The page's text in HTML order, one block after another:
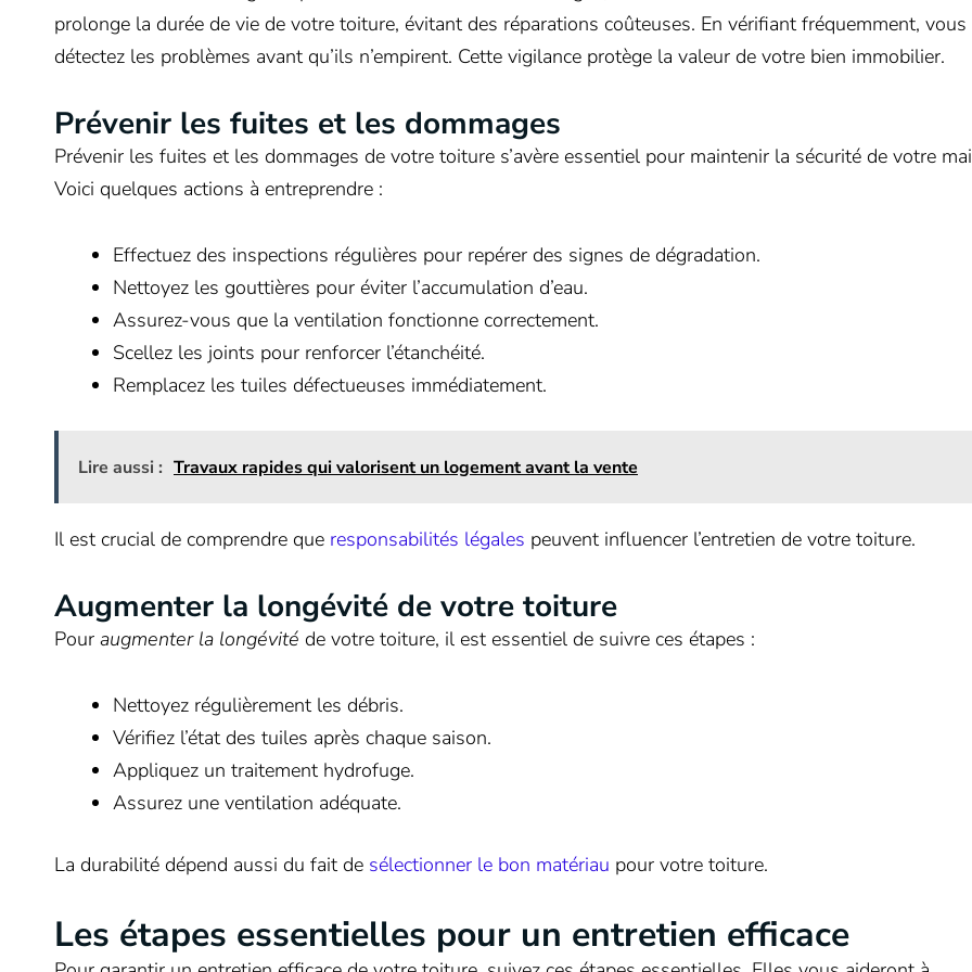
prolonge la durée de vie de votre toiture, évitant des réparations coûteuses. En vérifiant fréquemment, vous
détectez les problèmes avant qu’ils n’empirent. Cette vigilance protège la valeur de votre bien immobilier.
Prévenir les fuites et les dommages
Prévenir les fuites et les dommages de votre toiture s’avère essentiel pour maintenir la sécurité de votre
Voici quelques actions à entreprendre :
Effectuez des inspections régulières pour repérer des signes de dégradation.
Nettoyez les gouttières pour éviter l’accumulation d’eau.
Assurez-vous que la ventilation fonctionne correctement.
Scellez les joints pour renforcer l’étanchéité.
Remplacez les tuiles défectueuses immédiatement.
Lire aussi : Travaux rapides qui valorisent un logement avant la vente
Il est crucial de comprendre que responsabilités légales peuvent influencer l’entretien de votre toiture.
Augmenter la longévité de votre toiture
Pour augmenter la longévité de votre toiture, il est essentiel de suivre ces étapes :
Nettoyez régulièrement les débris.
Vérifiez l’état des tuiles après chaque saison.
Appliquez un traitement hydrofuge.
Assurez une ventilation adéquate.
La durabilité dépend aussi du fait de sélectionner le bon matériau pour votre toiture.
Les étapes essentielles pour un entretien efficace